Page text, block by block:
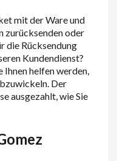
mit der Ware und
zurücksenden oder
die Rücksendung
Kundendienst?
Ihnen helfen werden,
Der
ausgezahlt, wie Sie